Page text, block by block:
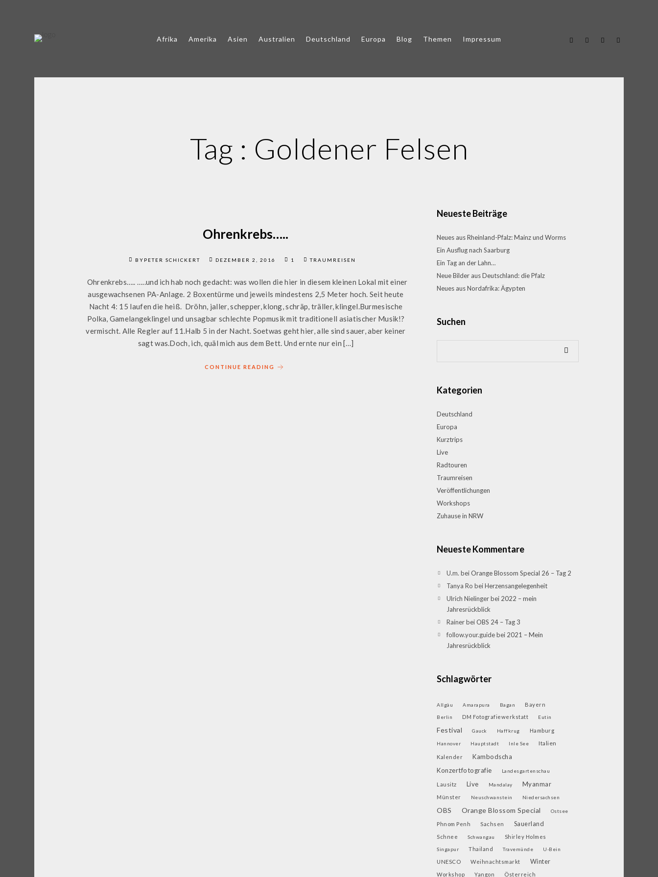
Afrika Amerika Asien Australien Deutschland Europa Blog Themen Impressum
Tag : Goldener Felsen
Ohrenkrebs…..
BYPETER SCHICKERT DEZEMBER 2, 2016 1 TRAUMREISEN
Ohrenkrebs….. …..und ich hab noch gedacht: was wollen die hier in diesem kleinen Lokal mit einer
ausgewachsenen PA-Anlage. 2 Boxentürme und jeweils mindestens 2,5 Meter hoch. Seit heute
Nacht 4: 15 laufen die heiß. Dröhn, jaller, schepper, klong, schräp, träller, klingel.Burmesische
Polka, Gamelangeklingel und unsagbar schlechte Popmusik mit traditionell asiatischer Musik!?
vermischt. Alle Regler auf 11.Halb 5 in der Nacht. Soetwas geht hier, alle sind sauer, aber keiner
sagt was.Doch, ich, quäl mich aus dem Bett. Und ernte nur ein […]
CONTINUE READING
Neueste Beiträge
Neues aus Rheinland-Pfalz: Mainz und Worms
Ein Ausflug nach Saarburg
Ein Tag an der Lahn…
Neue Bilder aus Deutschland: die Pfalz
Neues aus Nordafrika: Ägypten
Suchen
Kategorien
Deutschland
Europa
Kurztrips
Live
Radtouren
Traumreisen
Veröffentlichungen
Workshops
Zuhause in NRW
Neueste Kommentare
U.m. beiOrange Blossom Special 26 – Tag 2
Tanya Ro beiHerzensangelegenheit
Ulrich Nielingerbei 2022 – mein
Jahresrückblick
RainerbeiOBS 24 – Tag 3
follow.your.guidebei 2021 – Mein
Jahresrückblick
Schlagwörter
Allgäu Amarapura Bagan Bayern
Berlin DM Fotografiewerkstatt Eutin
Festival Gauck Haffkrug Hamburg
Hannover Hauptstadt Inle See Italien
Kalender
Kambodscha
Konzertfotografie
Landesgartenschau
Lausitz Live Mandalay Myanmar
Münster Neuschwanstein Niedersachsen
OBS Orange Blossom Special Ostsee
Phnom Penh Sachsen Sauerland
Schnee Schwangau Shirley Holmes
Singapur Thailand Travemünde U-Bein
UNESCO Weihnachtsmarkt Winter
Workshop Yangon Österreich